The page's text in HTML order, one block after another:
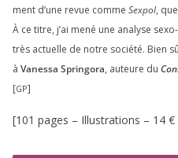
ment d’une revue comme Sexpol,
À ce titre, j’ai mené une ana­lyse
très actuelle de notre socié­té. Bien
à Vanessa Springora, auteure du
[GP]
[101 pages – Illustrations – 14 €